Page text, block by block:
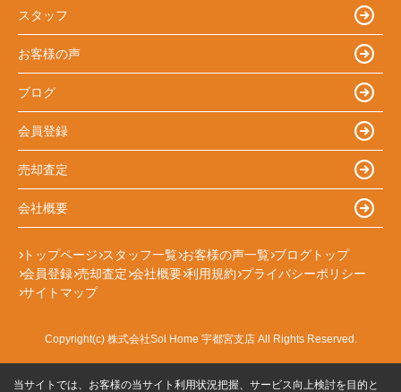
スタッフ
お客様の声
ブログ
会員登録
売却査定
会社概要
トップページ スタッフ一覧 お客様の声一覧 ブログトップ
会員登録 売却査定 会社概要 利用規約 プライバシーポリシー
サイトマップ
Copyright(c) 株式会社Sol Home 宇都宮支店 All Rights Reserved.
当サイトでは、お客様の当サイト利用状況把握、サービス向上検討を目的と